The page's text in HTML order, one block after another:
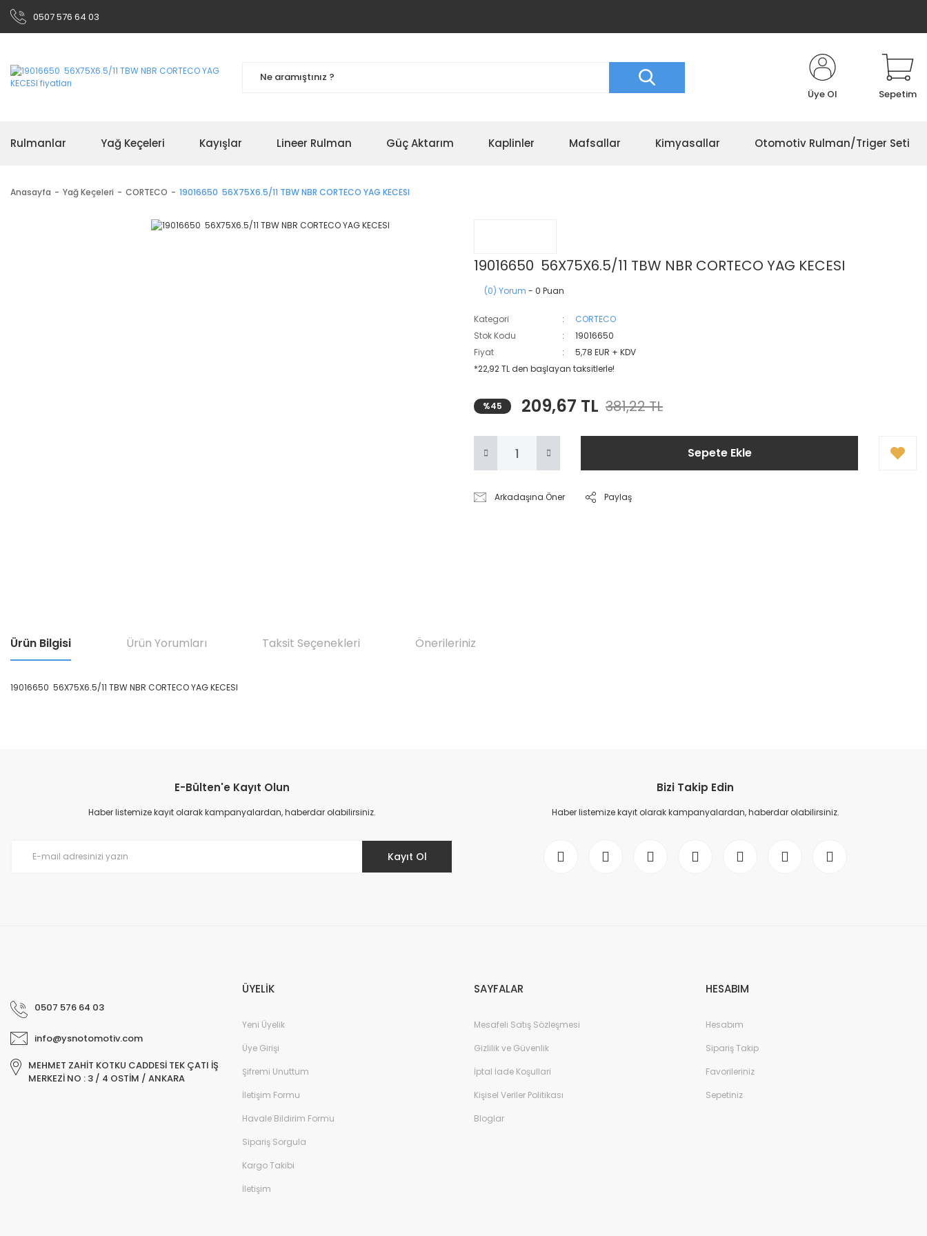
0507 576 64 03
Üye Ol Sepetim
Rulmanlar Yağ Keçeleri Kayışlar Lineer Rulman Güç Aktarım Kaplinler Mafsallar Kimyasallar Otomotiv Rulman/Triger Seti
Anasayfa Yağ Keçeleri CORTECO 19016650 56X75X6.5/11 TBW NBR CORTECO YAG KECESI
19016650 56X75X6.5/11 TBW NBR CORTECO YAG KECESI
(0) Yorum - 0 Puan
Kategori
CORTECO
Stok Kodu
19016650
Fiyat
5,78 EUR + KDV
*22,92 TL den başlayan taksitlerle!
%45 209,67 TL 381,22 TL
Sepete Ekle
Arkadaşına Öner Paylaş
Ürün Bilgisi Ürün Yorumları Taksit Seçenekleri Önerileriniz
19016650 56X75X6.5/11 TBW NBR CORTECO YAG KECESI
Ürün resmi kalitesiz, bozuk veya görüntülenemiyor.
Ürün açıklamasında eksik bilgiler bulunuyor.
E-Bülten'e Kayıt Olun
Haber listemize kayıt olarak kampanyalardan, haberdar olabilirsiniz.
Kayıt Ol
Bizi Takip Edin
Haber listemize kayıt olarak kampanyalardan, haberdar olabilirsiniz.
0507 576 64 03
info@ysnotomotiv.com
MEHMET ZAHİT KOTKU CADDESİ TEK ÇATI İŞ
MERKEZİ NO : 3 / 4 OSTİM / ANKARA
ÜYELİK
Yeni Üyelik
Üye Girişi
Şifremi Unuttum
İletişim Formu
Havale Bildirim Formu
Sipariş Sorgula
Kargo Takibi
İletişim
SAYFALAR
Mesafeli Satış Sözleşmesi
Gizlilik ve Güvenlik
İptal İade Koşullari
Kişisel Veriler Politikası
Bloglar
HESABIM
Hesabım
Sipariş Takip
Favorileriniz
Sepetiniz